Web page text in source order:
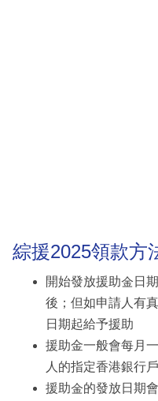
綜援2025領款方
開始發放援助金日
後；但如申請人有
日期起給予援助
援助金一般會每月
人的指定香港銀行
援助金的發放日期